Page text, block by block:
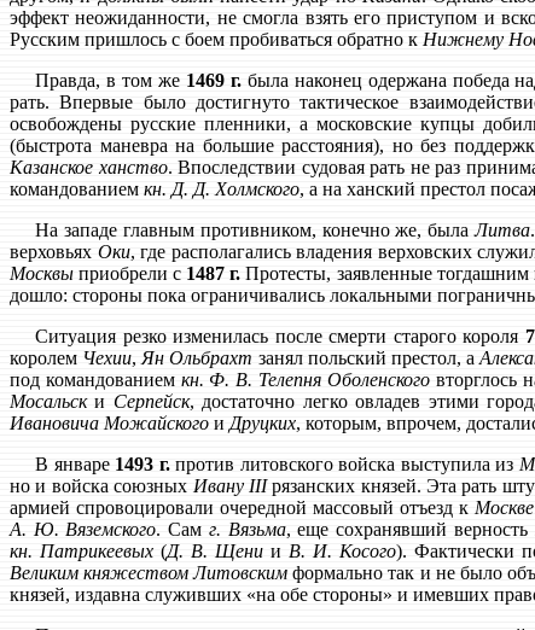
эффект неожиданности, не смогла взять его приступом и
Русским пришлось с боем пробиваться обратно к Нижнему
Правда, в том же 1469 г.была наконец одержана победа
рать. Впервые было достигнуто тактическое
освобождены русские пленники, а московские купцы
(быстрота маневра на большие расстояния), но без
Казанское ханство. Впоследствии судовая рать не раз
командованием кн. Д. Д. Холмского, а на ханский престол
На западе главным противником, конечно же, былаЛитва
верховьях Оки, где располагались владения верховских
Москвы приобрели с 1487 г. Протесты, заявленные
дошло: стороны пока ограничивались локальными
Ситуация резко изменилась после смерти старого короля
королем Чехии, Ян Ольбрахт занял польский престол, а
под командованием кн. Ф. В. Телепня Оболенскоговторглось
Мосальски Серпейск, достаточно легко овладев этими
Ивановича Можайского и Друцких, которым, впрочем,
В январе 1493 г.против литовского войска выступила из
но и войска союзных Ивану IIIрязанских князей. Эта рать
армией спровоцировали очередной массовый отъезд к Москве
А. Ю. Вяземского. Сам г. Вязьма, еще сохранявший
кн. Патрикеевых (Д. В. Щени и В. И. Косого). Фактически
Великим княжеством Литовским формально так и не было
князей, издавна служивших «на обе стороны» и имевших